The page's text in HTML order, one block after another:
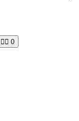
🧘‍♀️ 0